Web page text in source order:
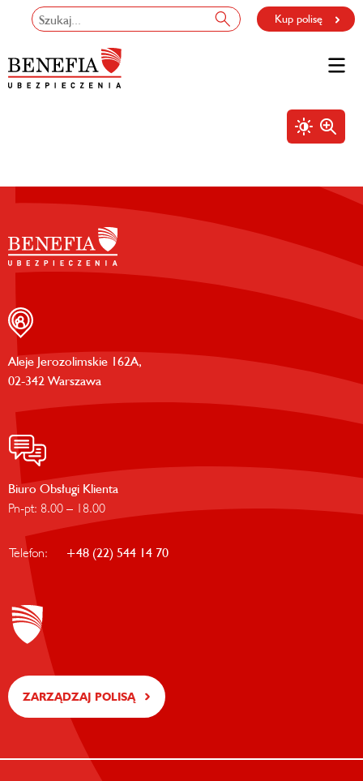
Kup polisę
Aleje Jerozolimskie 162A,
02-342 Warszawa
Biuro Obsługi Klienta
Pn-pt: 8.00 – 18.00
Telefon: +48 (22) 544 14 70
ZARZĄDZAJ POLISĄ